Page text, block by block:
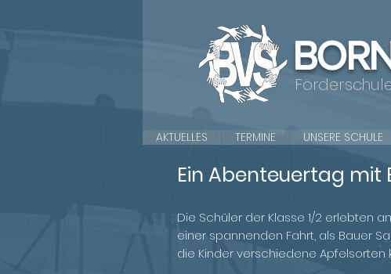
AKTUELLES
TERMINE UNSERE SCHULE
Ein Abenteuertag mit
Die Schüler der Klasse 1/2 erlebten
einer spannenden Fahrt, als Bauer
die Kinder verschiedene